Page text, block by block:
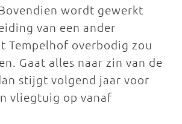
wordt gewerkt
van een ander
Tempelhof overbodig zou
Gaat alles naar zin van de
stijgt volgend jaar voor
vliegtuig op vanaf